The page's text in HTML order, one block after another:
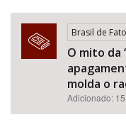
Brasil de
O mito da
molda o
Adicionado: